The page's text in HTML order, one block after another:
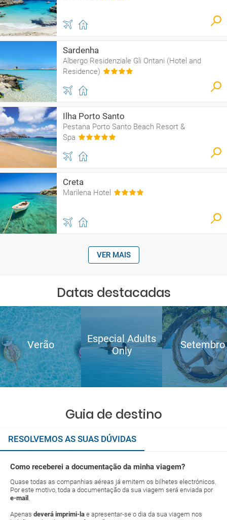
Sardenha
Albergo Residenziale Gli Ontani (Hotel and
Residence)
Ilha Porto Santo
Pestana Porto Santo Beach Resort &
Spa
Creta
Marilena Hotel
VER MAIS
Datas destacadas
Verão
Especial Adults
Only
Setembro
Guia de destino
RESOLVEMOS AS SUAS DÚVIDAS
Como receberei a documentação da minha viagem?
Quase todas as companhias aéreas já emitem os bilhetes electrónicos.
Por este motivo, toda a documentação da sua viagem será enviada por
e-mail .
Apenas deverá imprimi-la e apresentar-se o dia da sua viagem nos